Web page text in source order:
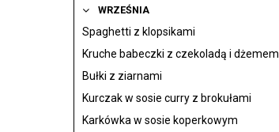
WRZEŚNIA
Spaghetti z klopsikami
Kruche babeczki z czekoladą i dżemem
Bułki z ziarnami
Kurczak w sosie curry z brokułami
Karkówka w sosie koperkowym